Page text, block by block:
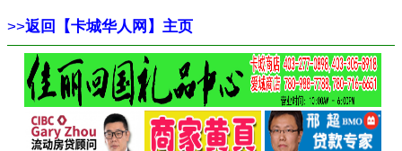
>>返回【卡城华人网】主页